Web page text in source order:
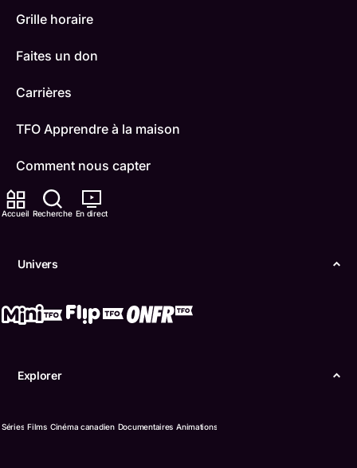
Accueil Recherche En direct
Univers
Explorer
Séries Films Cinéma canadien Documentaires Animations
Grille horaire
Faites un don
Carrières
TFO Apprendre à la maison
Comment nous capter
Contactez-nous
Boukili
Accessibilité
Confidentialité